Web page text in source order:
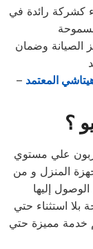
كشركة رائدة في
الصيانة وضمان
المعتمد –
؟
علي مستوي
المنزل و من
إليها
استثناء حتي
خدمة مميزة حتي